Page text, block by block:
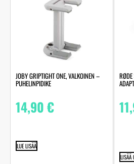
JOBY GRIPTIGHT ONE, VALKOINEN –
PUHELINPIDIKE
14,90€
LUE LISÄÄ
LISÄÄ